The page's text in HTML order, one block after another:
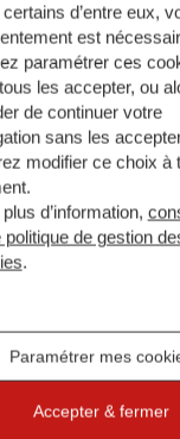
CAPITALISATION
VIE
PATRIMOINE
ALLOCATION
ALLOCATION
CAPI
VIE PREMIUM
d’entre eux,
est
paramétrer ces
les accepter, ou
de continuer votre
sans les
modifier ce choix à
d’information,
politique de gestion
.
Paramétrer mes
Accepter & fermer